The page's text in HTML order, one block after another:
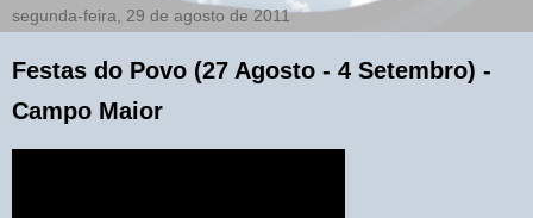
segunda-feira, 29 de agosto de 2011
Festas do Povo (27 Agosto - 4 Setembro) -
Campo Maior